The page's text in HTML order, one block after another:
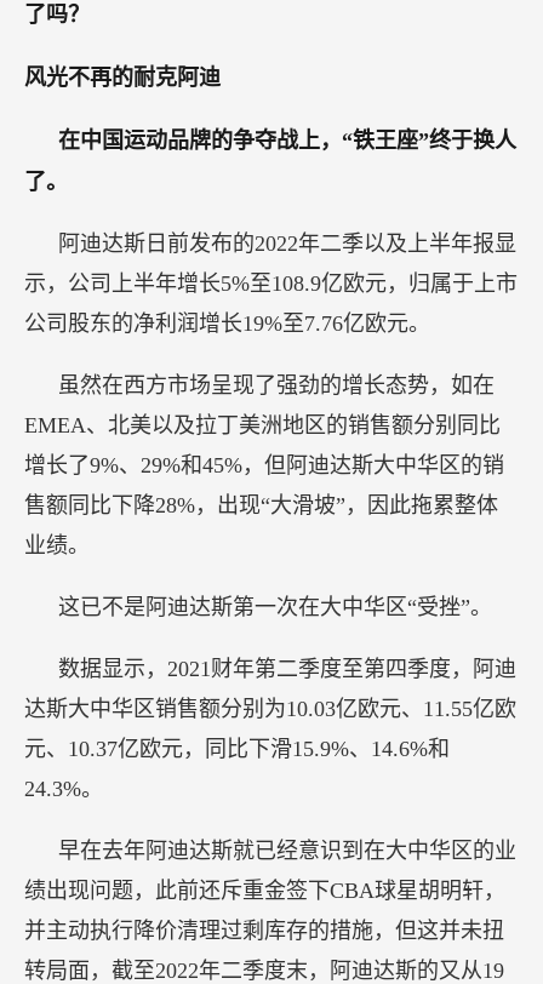
了吗？
风光不再的耐克阿迪
在中国运动品牌的争夺战上，“铁王座”终于换人
了。
阿迪达斯日前发布的2022年二季以及上半年报显
示，公司上半年增长5%至108.9亿欧元，归属于上市
公司股东的净利润增长19%至7.76亿欧元。
虽然在西方市场呈现了强劲的增长态势，如在
EMEA、北美以及拉丁美洲地区的销售额分别同比
增长了9%、29%和45%，但阿迪达斯大中华区的销
售额同比下降28%，出现“大滑坡”，因此拖累整体
业绩。
这已不是阿迪达斯第一次在大中华区“受挫”。
数据显示，2021财年第二季度至第四季度，阿迪
达斯大中华区销售额分别为10.03亿欧元、11.55亿欧
元、10.37亿欧元，同比下滑15.9%、14.6%和
24.3%。
早在去年阿迪达斯就已经意识到在大中华区的业
绩出现问题，此前还斥重金签下CBA球星胡明轩，
并主动执行降价清理过剩库存的措施，但这并未扭
转局面，截至2022年二季度末，阿迪达斯的又从19